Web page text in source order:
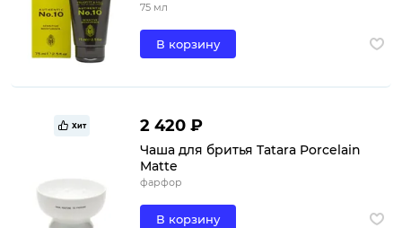
75 мл
В корзину
Хит 2 420 ₽
Чаша для бритья Tatara Porcelain
Matte
фарфор
В корзину